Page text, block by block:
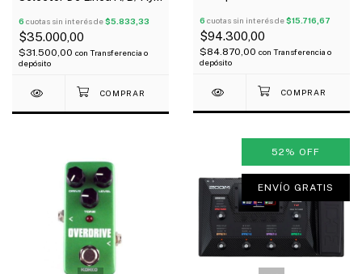
6 cuotas sin interés de$5.833,33
$35.000,00
$31.500,00 con Transferencia o
depósito
18V/100Ma
6 cuotas sin interés de$15.716,67
$94.300,00
$84.870,00 con Transferencia o
depósito
52 % OFF
ENVÍO GRATIS